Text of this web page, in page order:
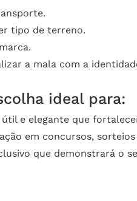
tipo de terreno.
a mala com a
ideal para:
e elegante que
em concursos,
que demonstrará o